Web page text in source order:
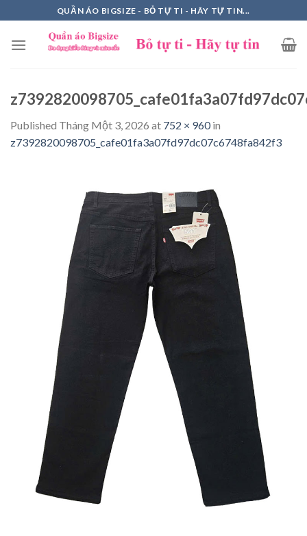
to
content
QUẦN ÁO BIGSIZE - BỎ TỰ TI - HÃY TỰ TIN...
Published Tháng Một 3, 2026 at 752 × 960in
z7392820098705_cafe01fa3a07fd97dc07c6748fa842f3